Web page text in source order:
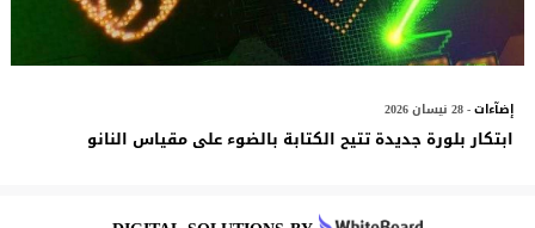
إضآءات- 28 نيسان 2026
ابتكار بلورة جديدة تتيح الكتابة بالضوء على مقياس النانو